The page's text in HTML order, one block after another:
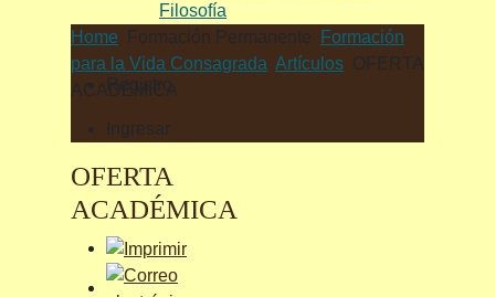
Filosofía
Home
Formación Permanente
Formación
para la Vida Consagrada Artículos OFERTA
ACADÉMICA
Registro
Ingresar
OFERTA
ACADÉMICA